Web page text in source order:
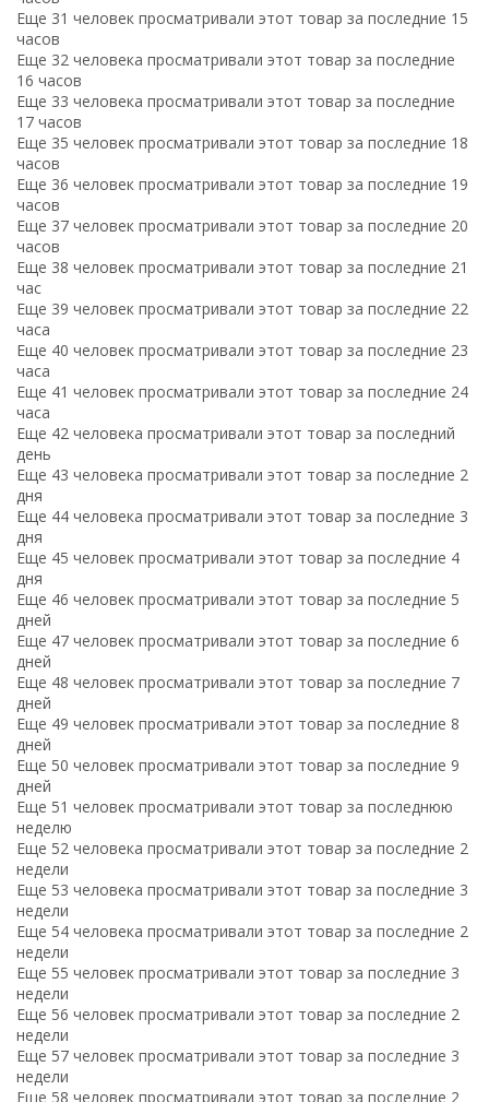
Еще 31 человек просматривали этот товар за последние 15
часов
Еще 32 человека просматривали этот товар за последние
16 часов
Еще 33 человека просматривали этот товар за последние
17 часов
Еще 35 человек просматривали этот товар за последние 18
часов
Еще 36 человек просматривали этот товар за последние 19
часов
Еще 37 человек просматривали этот товар за последние 20
часов
Еще 38 человек просматривали этот товар за последние 21
час
Еще 39 человек просматривали этот товар за последние 22
часа
Еще 40 человек просматривали этот товар за последние 23
часа
Еще 41 человек просматривали этот товар за последние 24
часа
Еще 42 человека просматривали этот товар за последний
день
Еще 43 человека просматривали этот товар за последние 2
дня
Еще 44 человека просматривали этот товар за последние 3
дня
Еще 45 человек просматривали этот товар за последние 4
дня
Еще 46 человек просматривали этот товар за последние 5
дней
Еще 47 человек просматривали этот товар за последние 6
дней
Еще 48 человек просматривали этот товар за последние 7
дней
Еще 49 человек просматривали этот товар за последние 8
дней
Еще 50 человек просматривали этот товар за последние 9
дней
Еще 51 человек просматривали этот товар за последнюю
неделю
Еще 52 человека просматривали этот товар за последние 2
недели
Еще 53 человека просматривали этот товар за последние 3
недели
Еще 54 человека просматривали этот товар за последние 2
недели
Еще 55 человек просматривали этот товар за последние 3
недели
Еще 56 человек просматривали этот товар за последние 2
недели
Еще 57 человек просматривали этот товар за последние 3
недели
Еще 58 человек просматривали этот товар за последние 2